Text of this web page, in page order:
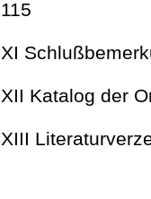
115
XI
XII Katalog der
XIII